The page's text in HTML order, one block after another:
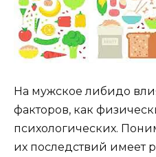
На мужское либидо
факторов, как
психологических.
их последствий имеет